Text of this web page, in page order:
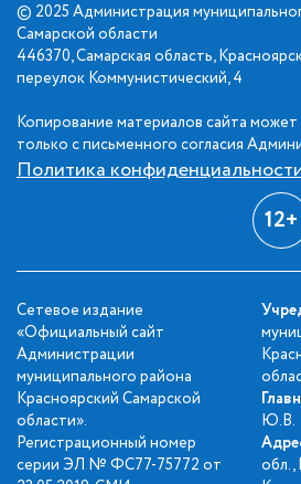
© 2025 Администрация
Самарской области
446370, Самарская область,
переулок Коммунистический, 4
Копирование материалов сайта
только с письменного согласия
Политика
12+
Сетевое издание
«Официальный сайт
Администрации
муниципального района
Красноярский Самарской
области».
Регистрационный номер
серии ЭЛ № ФС77-75772 от
Ю.В.
обл.,